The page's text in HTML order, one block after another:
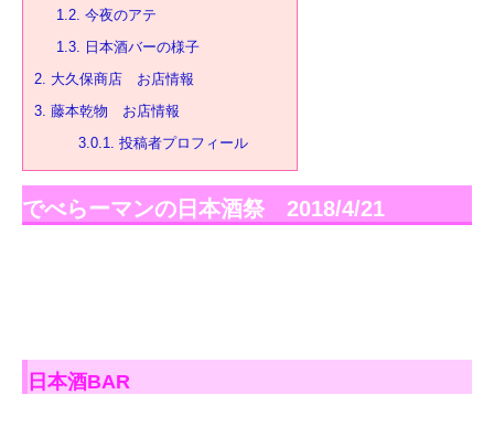
1.2. 今夜のアテ
1.3. 日本酒バーの様子
2. 大久保商店 お店情報
3. 藤本乾物 お店情報
3.0.1. 投稿者プロフィール
でべらーマンの日本酒祭 2018/4/21
日本酒BAR